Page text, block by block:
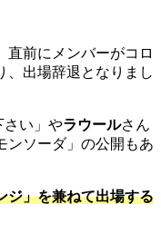
直前にメンバーがコロ
、出場辞退となりまし
さい」やラウールさん
ンソーダ」の公開もあ
ジ」を兼ねて出場する